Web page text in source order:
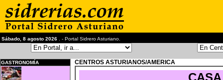
Sábado, 8 agosto 2026 . - Portal Sidrero Asturiano.
GASTRONOMÍA CENTROS ASTURIANOS/AMERICA